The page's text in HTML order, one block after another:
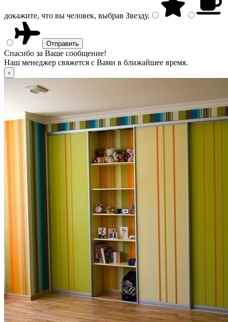
докажите, что вы человек, выбрав Звезду.
Спасибо за Ваше сообщение!
Наш менеджер свяжется с Вами в ближайшее время.